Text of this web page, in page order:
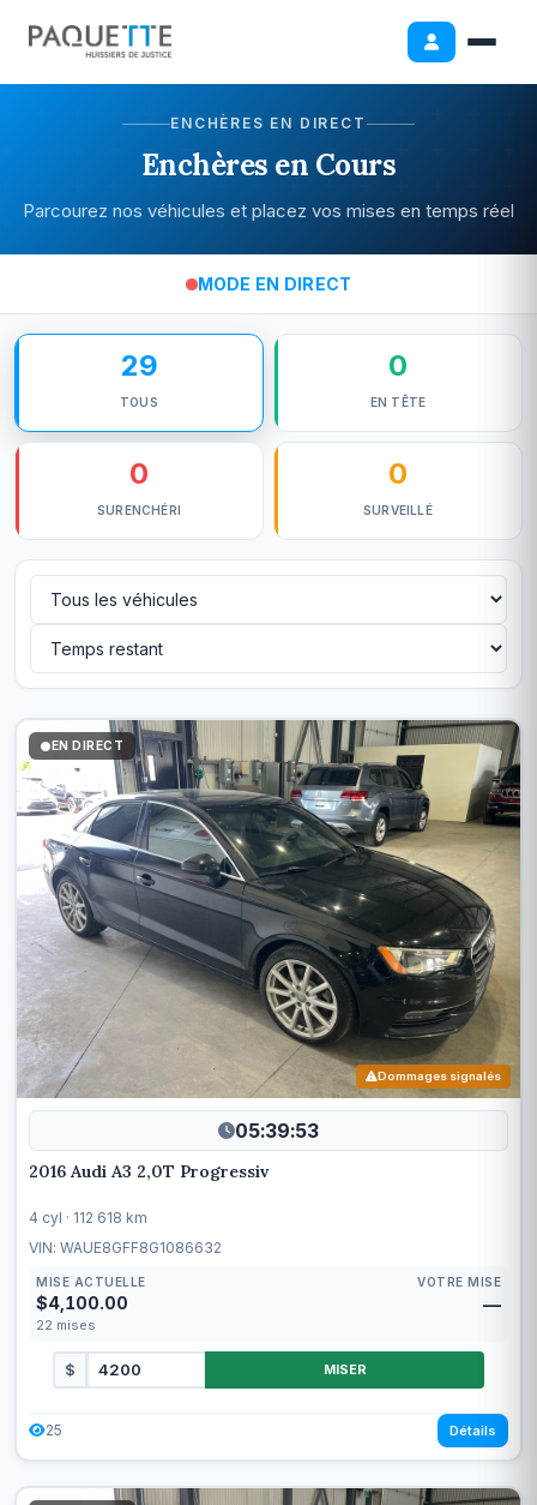
ENCHÈRES EN DIRECT
Enchères en Cours
Parcourez nos véhicules et placez vos mises en temps réel
MODE EN DIRECT
29
TOUS
0
EN TÊTE
0
SURENCHÉRI
0
SURVEILLÉ
Dommages signalés
EN DIRECT
05:39:50
2016 Audi A3 2,0T Progressiv
4 cyl · 112 618 km
VIN: WAUE8GFF8G1086632
MISE ACTUELLE
$4,100.00
22 mises
VOTRE MISE
—
$ MISER
25 Détails